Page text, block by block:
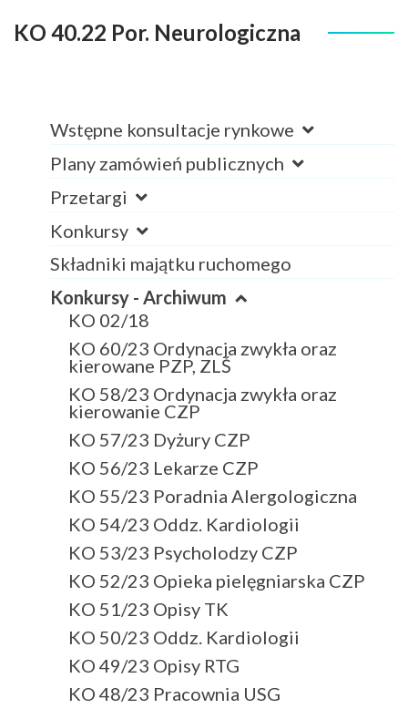
Wstępne konsultacje rynkowe
Plany zamówień publicznych
Przetargi
Konkursy
Składniki majątku ruchomego
Konkursy - Archiwum
KO 02/18
KO 60/23 Ordynacja zwykła oraz
kierowane PZP, ZLŚ
KO 58/23 Ordynacja zwykła oraz
kierowanie CZP
KO 57/23 Dyżury CZP
KO 56/23 Lekarze CZP
KO 55/23 Poradnia Alergologiczna
KO 54/23 Oddz. Kardiologii
KO 53/23 Psycholodzy CZP
KO 52/23 Opieka pielęgniarska CZP
KO 51/23 Opisy TK
KO 50/23 Oddz. Kardiologii
KO 49/23 Opisy RTG
KO 48/23 Pracownia USG
KO 40.22 Por. Neurologiczna